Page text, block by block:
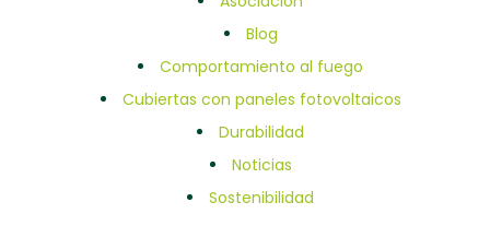
Blog
Comportamiento al fuego
Cubiertas con paneles fotovoltaicos
Durabilidad
Noticias
Sostenibilidad